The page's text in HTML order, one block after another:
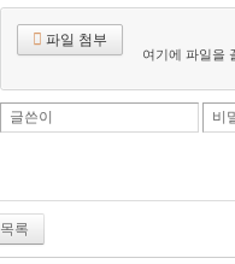
파일 첨부
여기에 파일을
글쓴이 비
목록